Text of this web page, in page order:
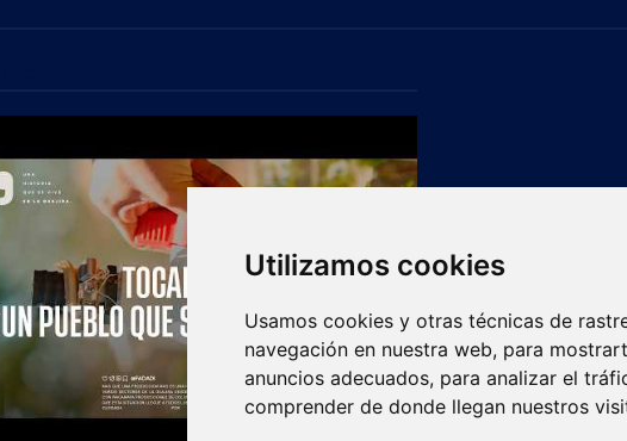
Utilizamos cookies
Usamos cookies y otras técnicas de
navegación en nuestra web, para
anuncios adecuados, para analizar el
comprender de donde llegan nuestros